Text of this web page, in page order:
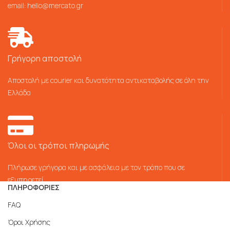
email: hello@mercato.gr
Γρήγορη αποστολή
Αποστολή με courier και δυνατότητα αντικαταβολής σε όλη την
Ελλάδα
Όλοι οι τρόποι πληρωμής
Πλήρωσε γρήγορα και με ασφάλεια με τον τρόπο που σε
εξυπηρετεί
ΠΛΗΡΟΦΟΡΙΕΣ
FAQ
Όροι Χρήσης